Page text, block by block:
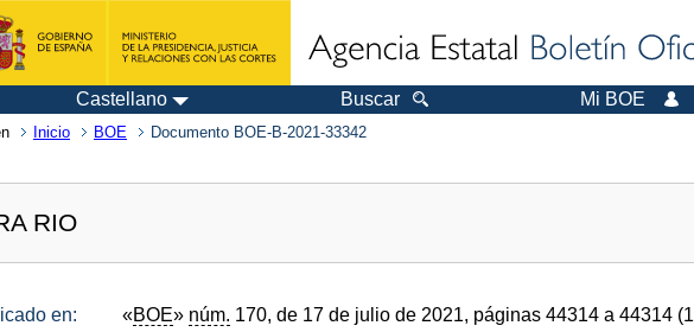
Castellano Buscar Mi BOE
Inicio BOE Documento BOE-B-2021-33342
RIO
en: «BOE» núm. 170, de 17 de julio de 2021, páginas 44314 a 44314 (1